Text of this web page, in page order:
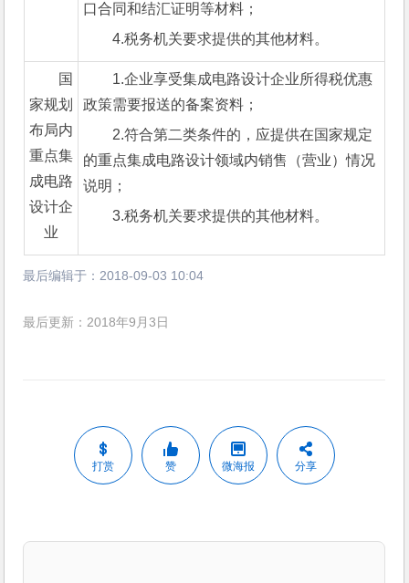
口合同和结汇证明等材料；
4.税务机关要求提供的其他材料。
国
家规划
布局内
重点集
成电路
设计企
业
1.企业享受集成电路设计企业所得税优惠
政策需要报送的备案资料；
2.符合第二类条件的，应提供在国家规定
的重点集成电路设计领域内销售（营业）情况
说明；
3.税务机关要求提供的其他材料。
最后编辑于： 2018-09-03 10:04
最后更新：2018年9月3日
打赏 赞 微海报 分享